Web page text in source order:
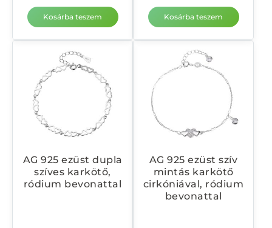
Kosárba teszem Kosárba teszem
AG 925 ezüst dupla
szíves karkötő,
ródium bevonattal
AG 925 ezüst szív
mintás karkötő
cirkóniával, ródium
bevonattal